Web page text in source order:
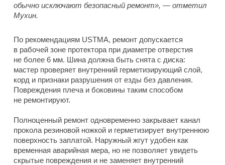
обычно исключают безопасный ремонт», — отметил
Мухин.
По рекомендациям USTMA, ремонт допускается
в рабочей зоне протектора при диаметре отверстия
не более 6 мм. Шина должна быть снята с диска:
мастер проверяет внутренний герметизирующий слой,
корд и признаки разрушения от езды без давления.
Повреждения плеча и боковины таким способом
не ремонтируют.
Полноценный ремонт одновременно закрывает канал
прокола резиновой ножкой и герметизирует внутреннюю
поверхность заплатой. Наружный жгут удобен как
временная аварийная мера, но не позволяет увидеть
скрытые повреждения и не заменяет внутренний